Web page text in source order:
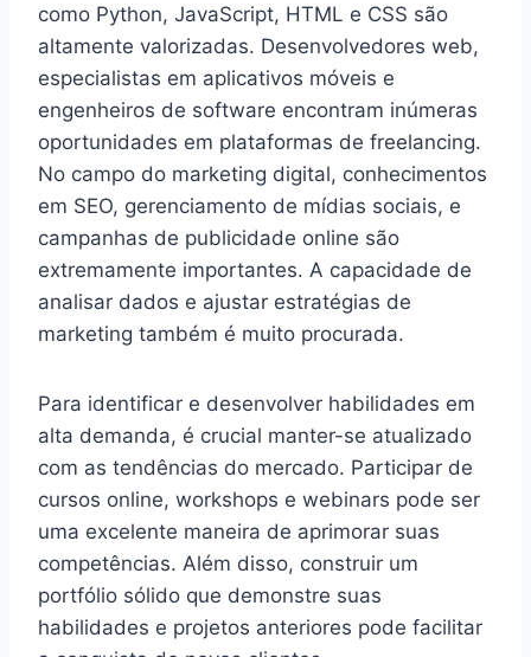
como Python, JavaScript, HTML e CSS são
altamente valorizadas. Desenvolvedores web,
especialistas em aplicativos móveis e
engenheiros de software encontram inúmeras
oportunidades em plataformas de freelancing.
No campo do marketing digital, conhecimentos
em SEO, gerenciamento de mídias sociais, e
campanhas de publicidade online são
extremamente importantes. A capacidade de
analisar dados e ajustar estratégias de
marketing também é muito procurada.
Para identificar e desenvolver habilidades em
alta demanda, é crucial manter-se atualizado
com as tendências do mercado. Participar de
cursos online, workshops e webinars pode ser
uma excelente maneira de aprimorar suas
competências. Além disso, construir um
portfólio sólido que demonstre suas
habilidades e projetos anteriores pode facilitar